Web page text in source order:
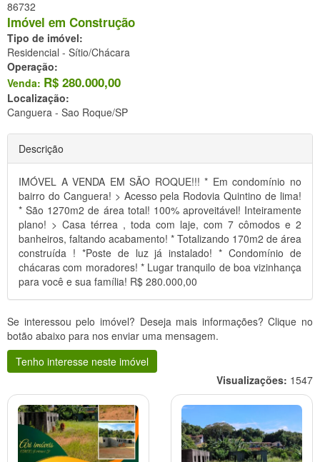
86732
Imóvel em Construção
Tipo de imóvel:
Residencial - Sítio/Chácara
Operação:
Venda: R$ 280.000,00
Localização:
Canguera - Sao Roque/SP
Descrição
IMÓVEL A VENDA EM SÃO ROQUE!!! * Em condomínio no
bairro do Canguera! > Acesso pela Rodovia Quintino de lima!
* São 1270m2 de área total! 100% aproveitável! Inteiramente
plano! > Casa térrea , toda com laje, com 7 cômodos e 2
banheiros, faltando acabamento! * Totalizando 170m2 de área
construída ! *Poste de luz já instalado! * Condomínio de
chácaras com moradores! * Lugar tranquilo de boa vizinhança
para você e sua família! R$ 280.000,00
Se interessou pelo imóvel? Deseja mais informações? Clique no
botão abaixo para nos enviar uma mensagem.
Tenho interesse neste imóvel
Visualizações: 1547